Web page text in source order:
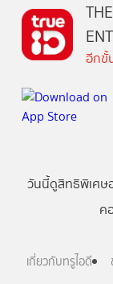
อีกขั้
วันนี้ดูสิทธิพิเศษ
ค
เกี่ยวกับทรูไอดี